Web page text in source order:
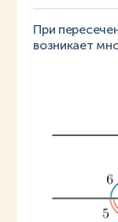
При
возникает